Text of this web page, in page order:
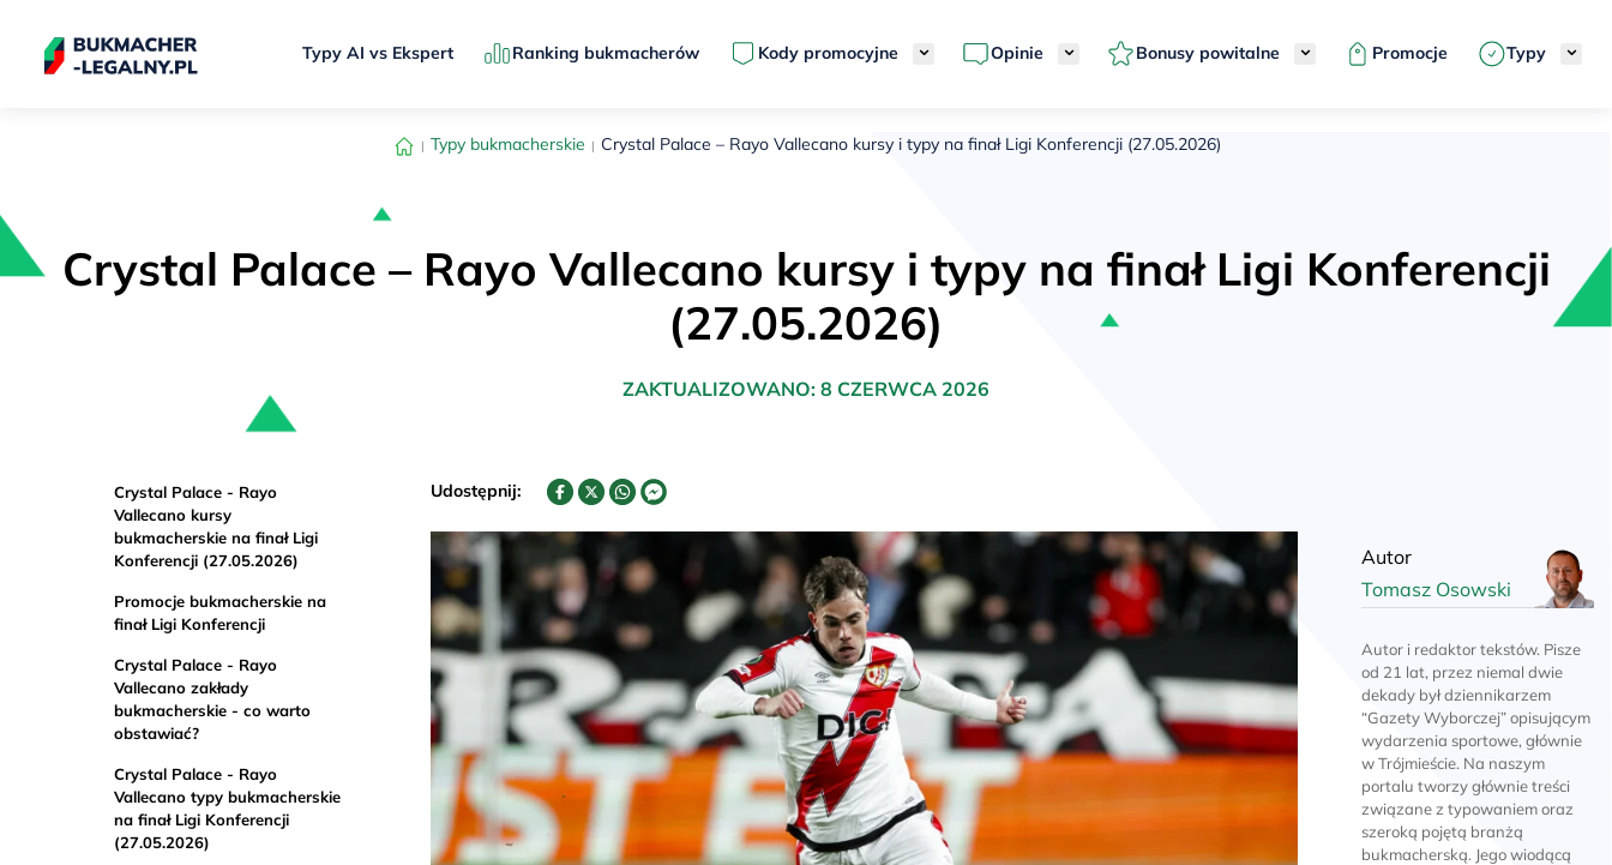
Typy AI vs Ekspert Ranking bukmacherów Kody promocyjne Opinie Bonusy powitalne Promocje Typy
Typy bukmacherskie Crystal Palace – Rayo Vallecano kursy i typy na finał Ligi Konferencji (27.05.2026)
Crystal Palace – Rayo Vallecano kursy i typy na finał Ligi Konferencji
(27.05.2026)
ZAKTUALIZOWANO: 8 CZERWCA 2026
Udostępnij:
Crystal Palace - Rayo
Vallecano kursy
bukmacherskie na finał Ligi
Konferencji (27.05.2026)
Promocje bukmacherskie na
finał Ligi Konferencji
Crystal Palace - Rayo
Vallecano zakłady
bukmacherskie - co warto
obstawiać?
Crystal Palace - Rayo
Vallecano typy bukmacherskie
na finał Ligi Konferencji
(27.05.2026)
Autor
Tomasz Osowski
Autor i redaktor tekstów. Pisze
od 21 lat, przez niemal dwie
dekady był dziennikarzem
“Gazety Wyborczej” opisującym
wydarzenia sportowe, głównie
w Trójmieście. Na naszym
portalu tworzy głównie treści
związane z typowaniem oraz
szeroką pojętą branżą
bukmacherską. Jego wiodącą